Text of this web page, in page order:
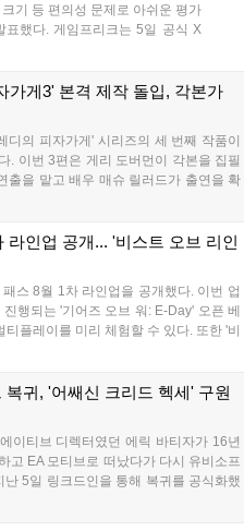
기 등 편의성 문제로 아쉬운 평가
했다. 게임프리크는 5일 공식 X
정, 텍스트 확대, 스토리 템포 개
적인 업데이트를 약속한 이번 조
있을지 주목된다....
가게3' 본격 제작 돌입, 각본가
디의 피자가게' 시리즈의 세 번째 작품이
. 이번 3편은 게리 도버먼이 각본을 집필
출을 맡고 배우 매슈 릴러드가 출연을 확
니버설 픽처스가 담당한다. 다만 조시
식 발표를 통해 세부 사항이 공개될 예
라인업 공개... '비스트 오브 리인
스 8월 1차 라인업을 공개했다. 이번 업
행되는 '기어즈 오브 워: E-Day' 오픈 베
플레이를 미리 체험할 수 있다. 또한 '비
들이 출시 당일부터 제공되며, '마피아:
티 타이틀과 다양한 장르의 게임을 콘
게 제공하며 생태계를 확장할 계획이
귀, '어쌔신 크리드 헥세' 구원
이티브 디렉터였던 에릭 바티자가 16년
고 EA 모티브로 떠났다가 다시 유비소프
5일 링크드인을 통해 복귀를 공식화했
이나 최근 디렉터가 퇴사한 어쌔신 크